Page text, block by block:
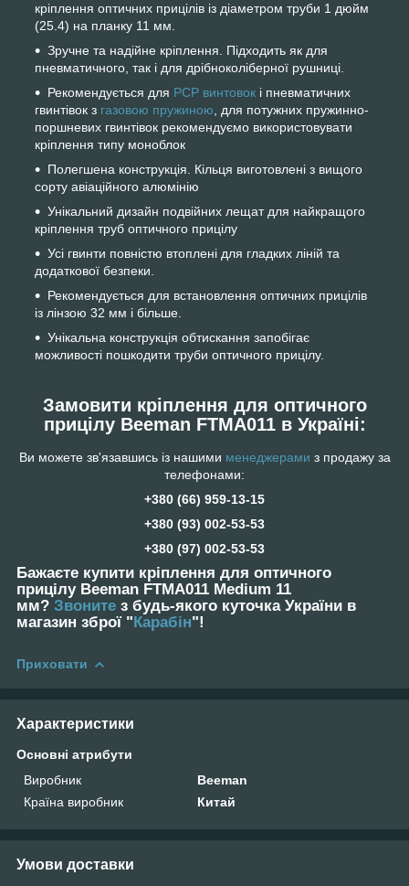
кріплення оптичних прицілів із діаметром труби 1 дюйм
(25.4) на планку 11 мм.
Зручне та надійне кріплення. Підходить як для
пневматичного, так і для дрібноколіберної рушниці.
Рекомендується для РСР винтовок і пневматичних
гвинтівок з газовою пружиною, для потужних пружинно-
поршневих гвинтівок рекомендуємо використовувати
кріплення типу моноблок
Полегшена конструкція. Кільця виготовлені з вищого
сорту авіаційного алюмінію
Унікальний дизайн подвійних лещат для найкращого
кріплення труб оптичного прицілу
Усі гвинти повністю втоплені для гладких ліній та
додаткової безпеки.
Рекомендується для встановлення оптичних прицілів
із лінзою 32 мм і більше.
Унікальна конструкція обтискання запобігає
можливості пошкодити труби оптичного прицілу.
Замовити кріплення для оптичного
прицілу Beeman FTMA011 в Україні:
Ви можете зв'язавшись із нашими менеджерами з продажу за
телефонами:
+38‎0 (66) 959-13-15
+380 (93) 002-53-53
+380 (97) 002-53-53
Бажаєте купити кріплення для оптичного
прицілу Beeman FTMA011 Medium 11
мм? Звоните з будь-якого куточка України в
магазин зброї "Карабін"!
Приховати
Характеристики
Основні атрибути
Виробник
Beeman
Країна виробник
Китай
Умови доставки